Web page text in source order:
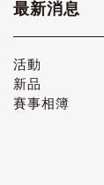
最新消息
活動
新品
賽事相簿